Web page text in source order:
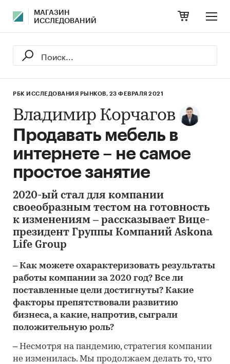
МАГАЗИН
ИССЛЕДОВАНИЙ
РБК ИССЛЕДОВАНИЯ РЫНКОВ, 23 ФЕВРАЛЯ 2021
Владимир Корчагов
Продавать мебель в
интернете – не самое
простое занятие
2020-ый стал для компании
своеобразным тестом на готовность
к изменениям – рассказывает Вице-
президент Группы Компаний Askona
Life Group
– Как можете охарактеризовать результаты
работы компании за 2020 год? Все ли
поставленные цели достигнуты? Какие
факторы препятствовали развитию
бизнеса, а какие, напротив, сыграли
положительную роль?
– Несмотря на пандемию, стратегия компании
не изменилась. Мы продолжаем делать то, что